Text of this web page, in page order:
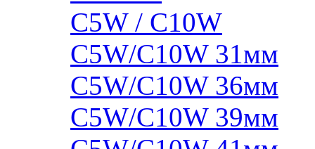
C5W / C10W
C5W/C10W 31мм
C5W/C10W 36мм
C5W/C10W 39мм